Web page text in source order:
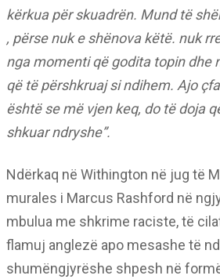
kërkua për skuadrën. Mund të
, përse nuk e shënova këtë. nuk
nga momenti që godita topin dhe
që të përshkruaj si ndihem. Ajo
është se më vjen keq, do të doja
shkuar ndryshe”.
Ndërkaq në Withington në jug të
murales i Marcus Rashford në
mbulua me shkrime raciste, të
flamuj anglezë apo mesashe të
shumëngjyrëshe shpesh në